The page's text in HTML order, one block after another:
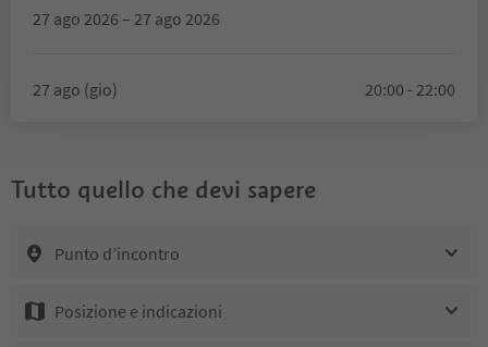
27 ago 2026 – 27 ago 2026
27 ago (gio) 20:00 - 22:00
Tutto quello che devi sapere
Punto d’incontro
Posizione e indicazioni